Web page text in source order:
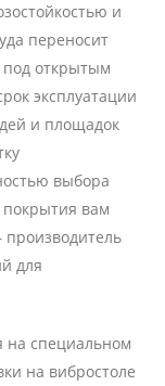
и
переносит
открытым
эксплуатации
и площадок
выбора
вам
производитель
для
на специальном
на вибростоле